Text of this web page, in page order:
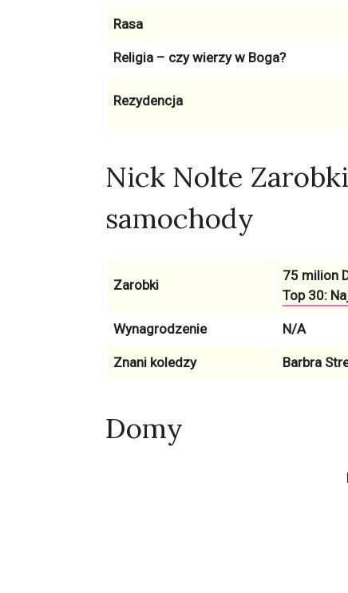
Rasa
Religia – czy wierzy w Boga?
Rezydencja
Nick Nolte
samochody
Zarobki
75 milion
Top 30:
Wynagrodzenie N/A
Znani koledzy Barbra
Domy